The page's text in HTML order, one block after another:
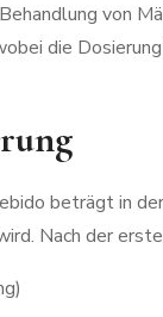
von
die
beträgt in
Nach der